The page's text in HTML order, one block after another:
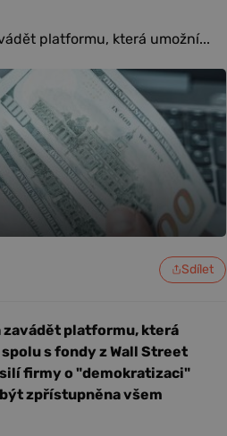
platformu, která umožní...
Sdílet
zavádět platformu, která
s fondy z Wall Street
firmy o "demokratizaci"
zpřístupněna všem